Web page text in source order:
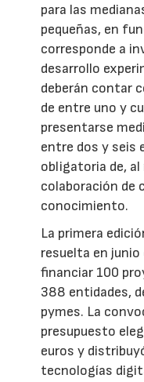
para las
pequeñas, en
corresponde a
desarrollo
deberán contar
de entre uno y
presentarse
entre dos y seis
obligatoria de, al
colaboración de
conocimiento.
La primera
resuelta en
financiar 100
388 entidades,
pymes. La
presupuesto
euros y
tecnologías